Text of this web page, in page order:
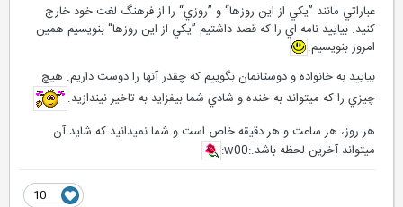
عباراتي مانند ”يکي از اين روزها“ و ”روزي“ را از فرهنگ لغت خود خارج
کنيد. بياييد نامه اي را که قصد داشتيم ”يکي از اين روزها“ بنويسيم همين
امروز بنويسيم.
بياييد به خانواده و دوستانمان بگوييم که چقدر آنها را دوست داريم. هيچ
چيزي را که ميتواند به خنده و شادي شما بيفزايد به تاخير نيندازيد.
هر روز، هر ساعت و هر دقيقه خاص است و شما نميدانيد که شايد آن
ميتواند آخرين لحظه باشد.:w00: